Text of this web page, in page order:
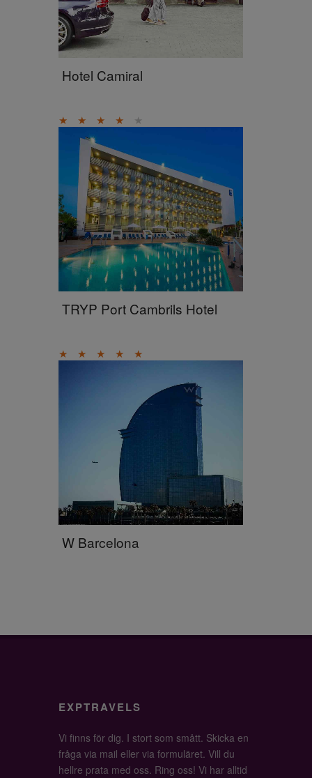
Hotel Camiral
★ ★ ★ ★ ★
TRYP Port Cambrils Hotel
★ ★ ★ ★ ★
W Barcelona
EXPTRAVELS
Vi finns för dig. I stort som smått. Skicka en
fråga via mail eller via formuläret. Vill du
hellre prata med oss. Ring oss! Vi har alltid